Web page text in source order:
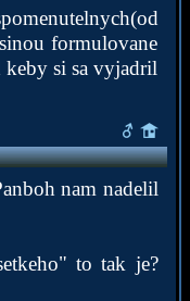
formulovane
si sa vyjadril
nam nadelil
to tak je?